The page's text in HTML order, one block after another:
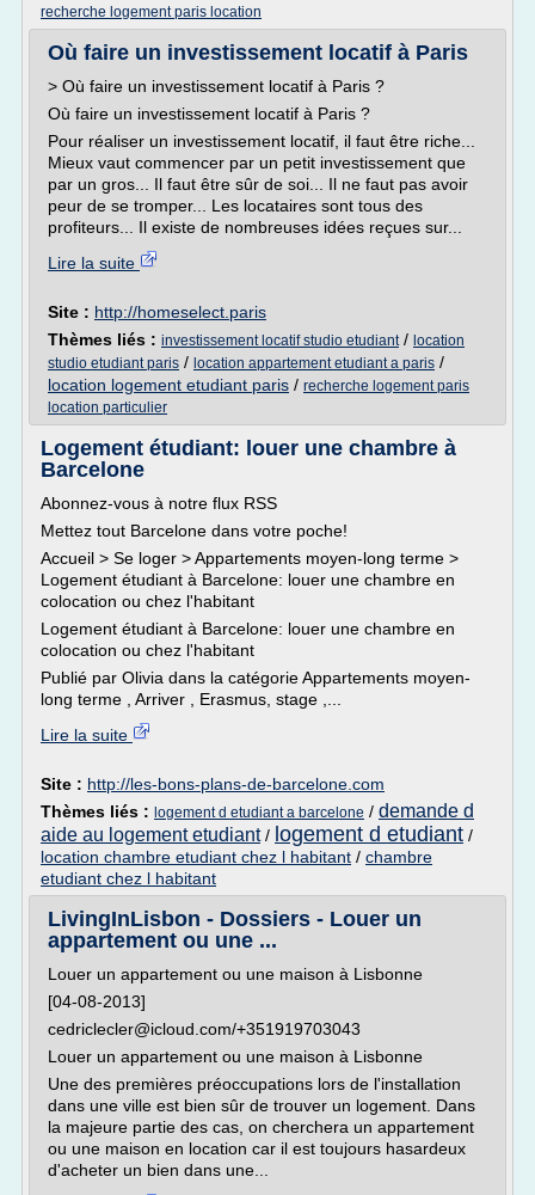
recherche logement paris location
Où faire un investissement locatif à Paris
> Où faire un investissement locatif à Paris ?
Où faire un investissement locatif à Paris ?
Pour réaliser un investissement locatif, il faut être riche...
Mieux vaut commencer par un petit investissement que
par un gros... Il faut être sûr de soi... Il ne faut pas avoir
peur de se tromper... Les locataires sont tous des
profiteurs... Il existe de nombreuses idées reçues sur...
Lire la suite
Site : http://homeselect.paris
Thèmes liés : investissement locatif studio etudiant/ location
studio etudiant paris / location appartement etudiant a paris /
location logement etudiant paris / recherche logement paris
location particulier
Logement étudiant: louer une chambre à
Barcelone
Abonnez-vous à notre flux RSS
Mettez tout Barcelone dans votre poche!
Accueil > Se loger > Appartements moyen-long terme >
Logement étudiant à Barcelone: louer une chambre en
colocation ou chez l'habitant
Logement étudiant à Barcelone: louer une chambre en
colocation ou chez l'habitant
Publié par Olivia dans la catégorie Appartements moyen-
long terme , Arriver , Erasmus, stage ,...
Lire la suite
Site : http://les-bons-plans-de-barcelone.com
Thèmes liés : logement d etudiant a barcelone / demande d
aide au logement etudiant/ logement d etudiant /
location chambre etudiant chez l habitant / chambre
etudiant chez l habitant
LivingInLisbon - Dossiers - Louer un
appartement ou une ...
Louer un appartement ou une maison à Lisbonne
[04-08-2013]
cedriclecler@icloud.com/+351919703043
Louer un appartement ou une maison à Lisbonne
Une des premières préoccupations lors de l'installation
dans une ville est bien sûr de trouver un logement. Dans
la majeure partie des cas, on cherchera un appartement
ou une maison en location car il est toujours hasardeux
d'acheter un bien dans une...